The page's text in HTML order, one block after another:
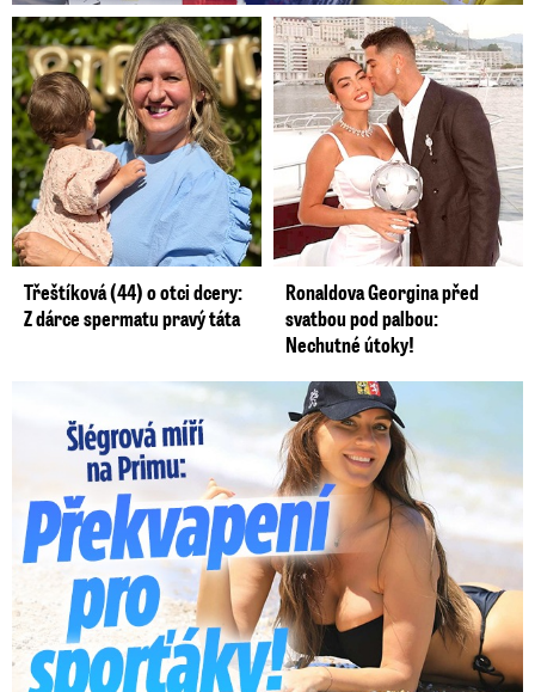
Třeštíková (44) o otci dcery:
Z dárce spermatu pravý táta
Ronaldova Georgina před
svatbou pod palbou:
Nechutné útoky!
Lucie Šlégrová míří na Primu. Překvapení pro sporťáky!